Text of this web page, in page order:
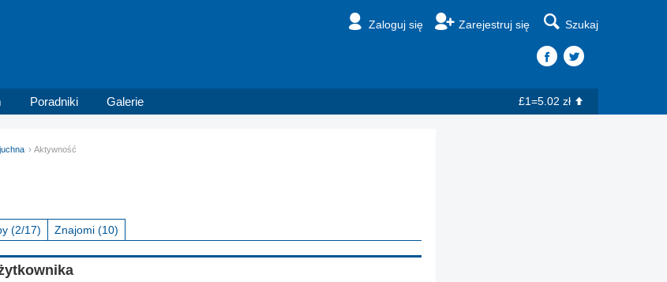
Zaloguj się Zarejestruj się Szukaj
Poradniki Galerie £1=5.02 zł
Aktywność
(2/17) Znajomi (10)